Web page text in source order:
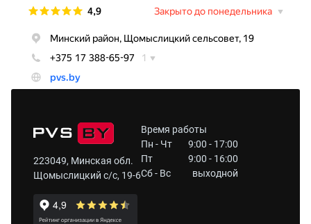
223049, Минская обл.
Щомыслицкий с/с, 19-6
Время работы
Пн - Чт
9:00 - 17:00
Пт
9:00 - 16:00
Сб - Вс
выходной